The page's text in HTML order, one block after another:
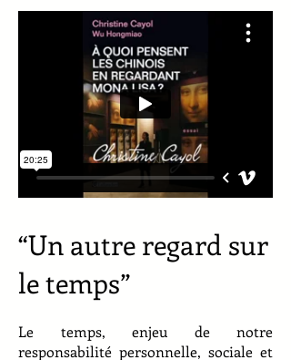
“Un autre regard sur
le temps”
Le temps, enjeu de notre
responsabilité personnelle, sociale et